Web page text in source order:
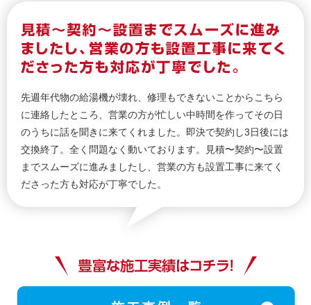
先週年代物の給湯機が壊れ、修理もできないことからこちら
に連絡したところ、営業の方が忙しい中時間を作ってその日
のうちに話を聞きに来てくれました。即決で契約し3日後には
交換終了。全く問題なく動いております。見積〜契約〜設置
までスムーズに進みましたし、営業の方も設置工事に来てく
ださった方も対応が丁寧でした。